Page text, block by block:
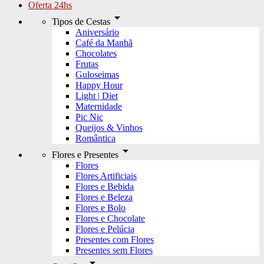
Oferta 24hs
Tipos de Cestas arrow_drop_down
Aniversário
Café da Manhã
Chocolates
Frutas
Guloseimas
Happy Hour
Light | Diet
Maternidade
Pic Nic
Queijos & Vinhos
Romântica
Flores e Presentes arrow_drop_down
Flores
Flores Artificiais
Flores e Bebida
Flores e Beleza
Flores e Bolo
Flores e Chocolate
Flores e Pelúcia
Presentes com Flores
Presentes sem Flores